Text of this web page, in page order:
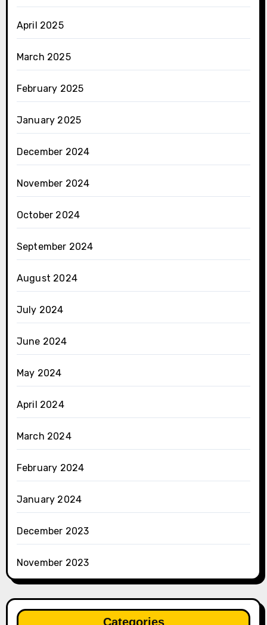
April 2025
March 2025
February 2025
January 2025
December 2024
November 2024
October 2024
September 2024
August 2024
July 2024
June 2024
May 2024
April 2024
March 2024
February 2024
January 2024
December 2023
November 2023
Categories